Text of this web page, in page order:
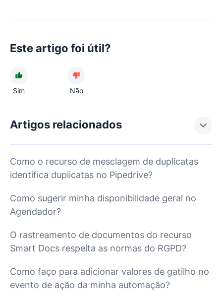
Este artigo foi útil?
Sim Não
Artigos relacionados
Como o recurso de mesclagem de duplicatas
identifica duplicatas no Pipedrive?
Como sugerir minha disponibilidade geral no
Agendador?
O rastreamento de documentos do recurso
Smart Docs respeita as normas do RGPD?
Como faço para adicionar valores de gatilho no
evento de ação da minha automação?